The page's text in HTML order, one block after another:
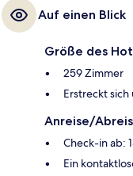
Auf einen Blick
Größe des
259 Zimmer
Erstreckt
Anreise/
Check-in ab:
Ein